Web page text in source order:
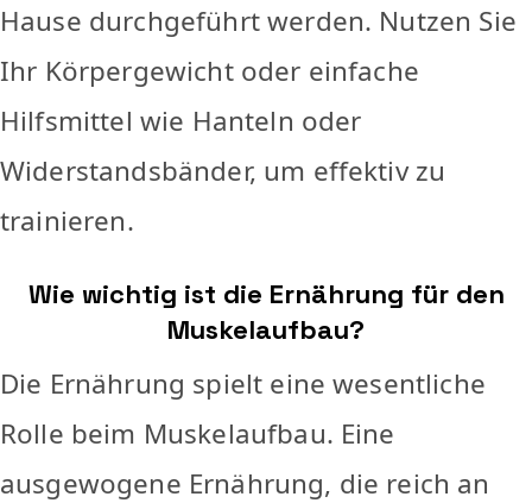
Hause durchgeführt werden. Nutzen Sie
Ihr Körpergewicht oder einfache
Hilfsmittel wie Hanteln oder
Widerstandsbänder, um effektiv zu
trainieren.
Wie wichtig ist die Ernährung für den
Muskelaufbau?
Die Ernährung spielt eine wesentliche
Rolle beim Muskelaufbau. Eine
ausgewogene Ernährung, die reich an